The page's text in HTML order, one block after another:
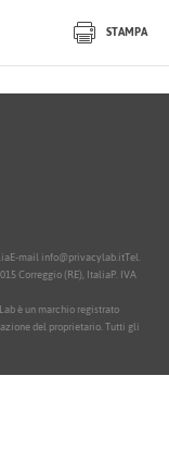
STAMPA
E-mail info@privacylab.itTel.
Correggio (RE), ItaliaP. IVA
è un marchio registrato
del proprietario. Tutti gli